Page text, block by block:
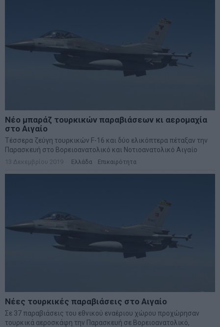
Νέο μπαράζ τουρκικών παραβιάσεων κι αερομαχία
στο Αιγαίο
Τέσσερα ζεύγη τουρκικών F-16 και δύο ελικόπτερα πέταξαν την
Παρασκευή στο Βορειοανατολικό και Νοτιοανατολικό Αιγαίο
13 Δεκεμβρίου 2019 Ελλάδα Επικαιρότητα
Νέες τουρκικές παραβιάσεις στο Αιγαίο
Σε 37 παραβιάσεις του εθνικού εναέριου χώρου προχώρησαν
τουρκικά αεροσκάφη την Παρασκευή σε Βορειοανατολικό,